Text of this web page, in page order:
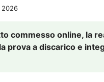
2026
commesso online, la
a discarico e